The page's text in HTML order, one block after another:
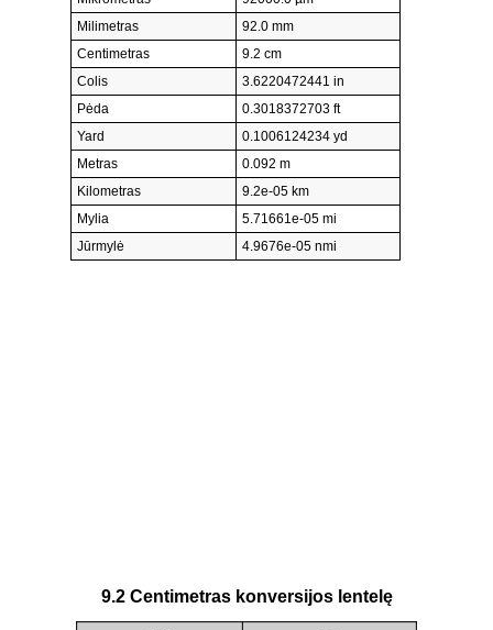
Milimetras
92.0 mm
Centimetras
9.2 cm
Colis
3.6220472441 in
Pėda
0.3018372703 ft
Yard
0.1006124234 yd
Metras
0.092 m
Kilometras
9.2e-05 km
Mylia
5.71661e-05 mi
Jūrmylė
4.9676e-05 nmi
9.2 Centimetras konversijos lentelę